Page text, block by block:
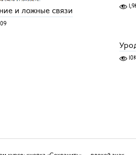
и ложные связи